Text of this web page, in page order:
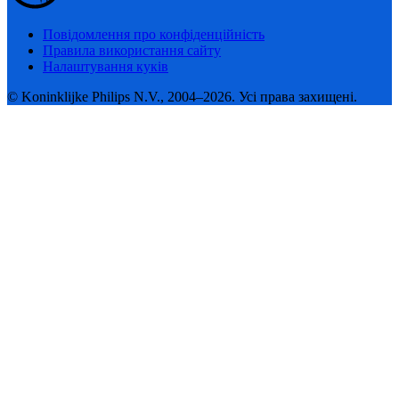
Повідомлення про конфіденційність
Правила використання сайту
Налаштування куків
© Koninklijke Philips N.V., 2004–2026. Усі права захищені.